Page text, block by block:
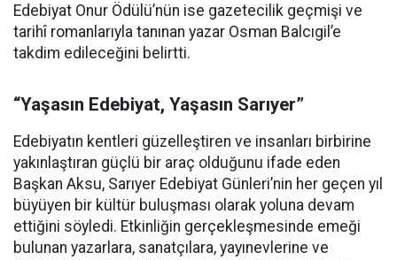
Edebiyat Onur Ödülü’nün ise gazetecilik geçmişi ve
tarihî romanlarıyla tanınan yazar Osman Balcıgil’e
takdim edileceğini belirtti.
“Yaşasın Edebiyat, Yaşasın Sarıyer”
Edebiyatın kentleri güzelleştiren ve insanları birbirine
yakınlaştıran güçlü bir araç olduğunu ifade eden
Başkan Aksu, Sarıyer Edebiyat Günleri’nin her geçen yıl
büyüyen bir kültür buluşması olarak yoluna devam
ettiğini söyledi. Etkinliğin gerçekleşmesinde emeği
bulunan yazarlara, sanatçılara, yayınevlerine ve